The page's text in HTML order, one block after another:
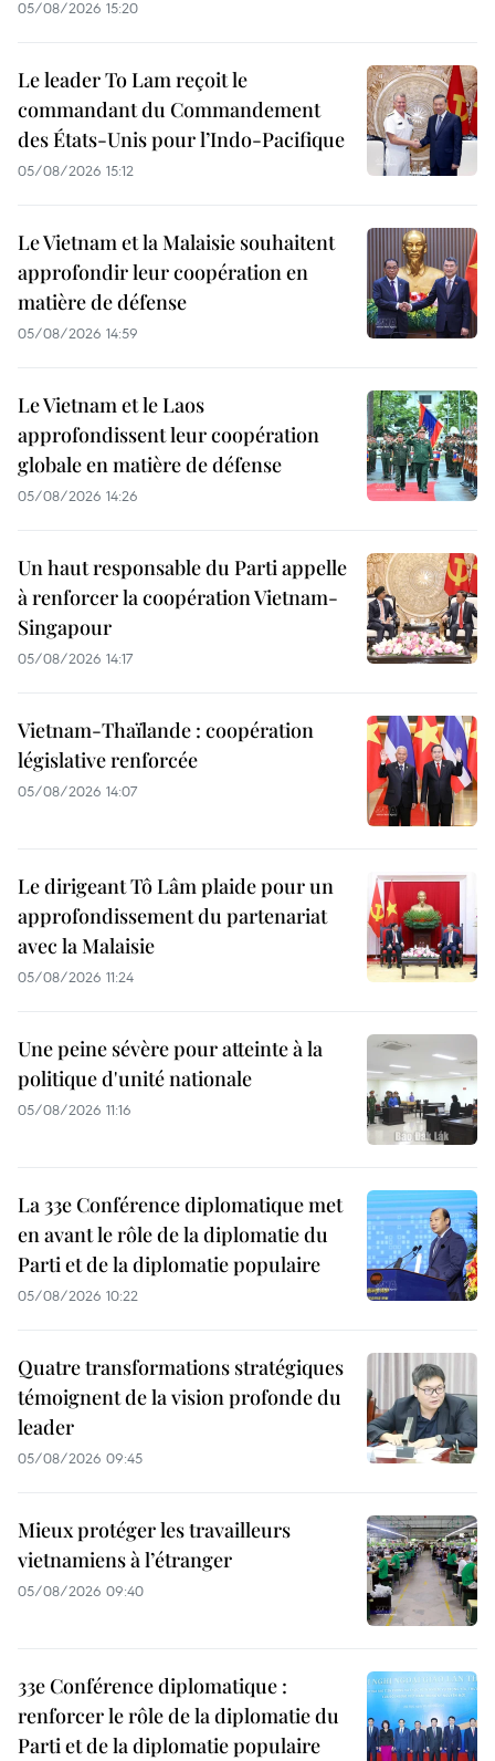
05/08/2026 15:20
Le leader To Lam reçoit le
commandant du Commandement
des États-Unis pour l’Indo-Pacifique
05/08/2026 15:12
Le Vietnam et la Malaisie souhaitent
approfondir leur coopération en
matière de défense
05/08/2026 14:59
Le Vietnam et le Laos
approfondissent leur coopération
globale en matière de défense
05/08/2026 14:26
Un haut responsable du Parti appelle
à renforcer la coopération Vietnam-
Singapour
05/08/2026 14:17
Vietnam-Thaïlande : coopération
législative renforcée
05/08/2026 14:07
Le dirigeant Tô Lâm plaide pour un
approfondissement du partenariat
avec la Malaisie
05/08/2026 11:24
Une peine sévère pour atteinte à la
politique d'unité nationale
05/08/2026 11:16
La 33e Conférence diplomatique met
en avant le rôle de la diplomatie du
Parti et de la diplomatie populaire
05/08/2026 10:22
Quatre transformations stratégiques
témoignent de la vision profonde du
leader
05/08/2026 09:45
Mieux protéger les travailleurs
vietnamiens à l’étranger
05/08/2026 09:40
33e Conférence diplomatique :
renforcer le rôle de la diplomatie du
Parti et de la diplomatie populaire